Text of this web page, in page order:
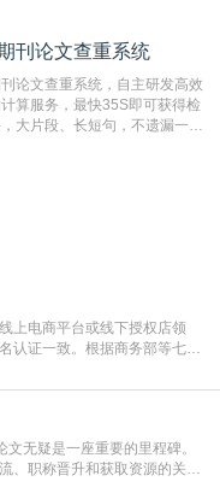
测来稿和已发表的文献,检测
填写第一作者,才能排除已发
制比。（限制字符数1万）
刊论文查重系统
论文查重系统，自主研发高效
算服务，最快35S即可获得检
大片段、长短句，不遗漏一处
上电商平台或线下授权店领
认证一致。根据商务部等七部
贴1637】、【国补立省
入补贴专场。淘宝/天猫也可
无疑是一座重要的里程碑。
、职称晋升和获取资源的关键